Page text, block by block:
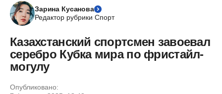
Зарина Кусанова
Редактор рубрики Спорт
Казахстанский спортсмен завоевал
серебро Кубка мира по фристайл-
могулу
Опубликовано: